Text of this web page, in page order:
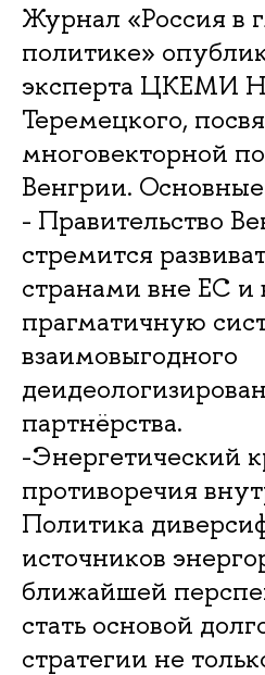
Журнал «Россия в
политике»
эксперта ЦКЕМИ
Теремецкого,
многовекторной
Венгрии.
- Правительство
стремится
странами вне ЕС и
прагматичную
взаимовыгодного
партнёрства.
-Энергетический
противоречия
Политика
источников
ближайшей
стать основой
стратегии не